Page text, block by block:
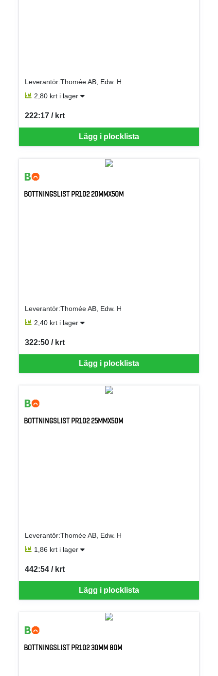
Leverantör:Thomée AB, Edw. H
2,80 krt i lager
Lägg i plocklista
222:17 / krt
SEK per KRT
BOTTNINGSLIST PR102 20MMX50M
Leverantör:Thomée AB, Edw. H
2,40 krt i lager
Lägg i plocklista
322:50 / krt
SEK per KRT
BOTTNINGSLIST PR102 25MMX50M
Leverantör:Thomée AB, Edw. H
1,86 krt i lager
Lägg i plocklista
442:54 / krt
SEK per KRT
BOTTNINGSLIST PR102 30MM 80M